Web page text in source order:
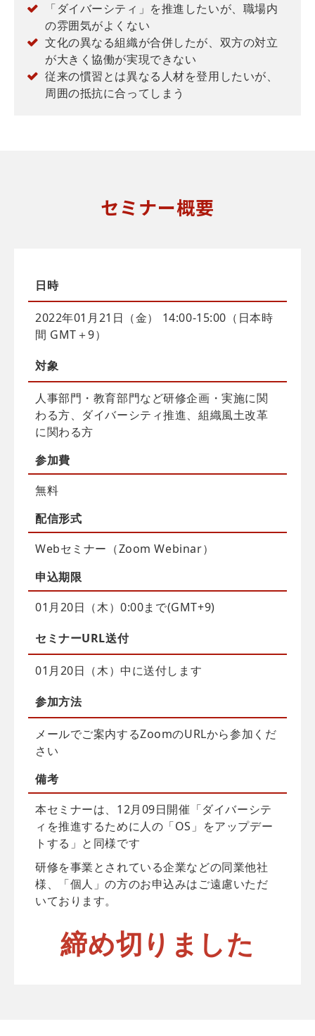
「ダイバーシティ」を推進したいが、職場内
の雰囲気がよくない
文化の異なる組織が合併したが、双方の対立
が大きく協働が実現できない
従来の慣習とは異なる人材を登用したいが、
周囲の抵抗に合ってしまう
セミナー概要
日時
2022年01月21日（金） 14:00-15:00（日本時
間 GMT＋9）
対象
人事部門・教育部門など研修企画・実施に関
わる方、ダイバーシティ推進、組織風土改革
に関わる方
参加費
無料
配信形式
Webセミナー（Zoom Webinar）
申込期限
01月20日（木）0:00まで(GMT+9)
セミナーURL送付
01月20日（木）中に送付します
参加方法
メールでご案内するZoomのURLから参加くだ
さい
備考
本セミナーは、12月09日開催「ダイバーシテ
ィを推進するために人の「OS」をアップデー
トする」と同様です
研修を事業とされている企業などの同業他社
様、「個人」の方のお申込みはご遠慮いただ
いております。
締め切りました